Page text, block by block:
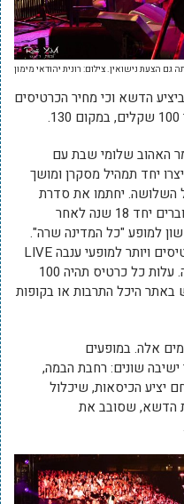
גם הצעת נישואין. צילום: רונית יהודאי מימון
ביציע הדשא וכי מחיר הכרטיסים
יופיעו ביום חמישי 26.7 הזמר האהוב שלומי שבת עם
יחד תמהיל מסקרן ומושך
השלושה. יחתמו את סדרת
המופעים הקיץ, אייל גולן ואתניקס שחוברים יחד 18 שנה לאחר
הראשון למופע "כל המדינה שרה".
בעירייה עדכנו כי תושבים שייקנו 4 כרטיסים ויותר למופעי ענבה LIVE
ביציע הדשא יוכלו לרכוש אותם בהנחה. עלות כל כרטיס תהיה 100
באתר היכל התרבות או בקופות
אלה. במופעים
שונים: רחבת הבמה,
מתחם יציע הכיסאות, שיכלול
הדשא, שסובב את